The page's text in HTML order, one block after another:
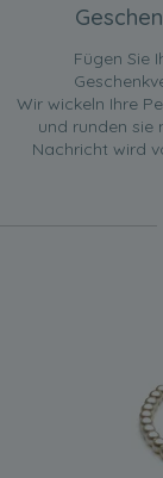
Fügen Sie
Wir wickeln Ihre
und runden sie
Nachricht wird